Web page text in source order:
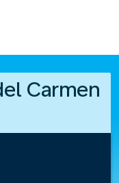
Carmen